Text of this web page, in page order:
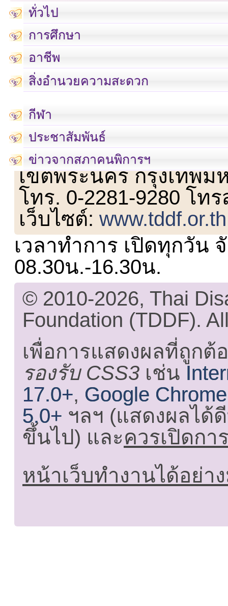
ทั่วไป
การศึกษา
อาชีพ
สิ่งอำนวยความสะดวก
กีฬา
ประชาสัมพันธ์
ข่าวจากสภาคนพิการฯ
เลขที่ 23 ชั้น 2 ถนนวิ
เขตพระนคร กรุงเทพม
โทร. 0-2281-9280 โท
เว็บไซต์:www.tddf.or.th
เวลาทำการ เปิดทุกวัน
08.30น.-16.30น.
© 2010-2026, Thai
Foundation (TDDF).
เพื่อการแสดงผลที่ถูกต้
รองรับ CSS3 เช่น
17.0+, Google
5.0+ ฯลฯ (แสดงผลได้
ขึ้นไป) และควรเปิดกา
หน้าเว็บทำงานได้อย่า